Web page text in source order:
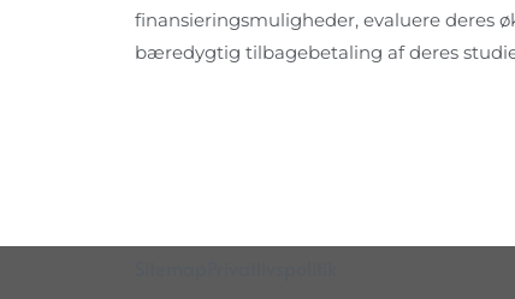
finansieringsmuligheder, evaluere deres
bæredygtig tilbagebetaling af deres